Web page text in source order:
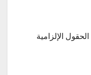
الحقول الإلزامية